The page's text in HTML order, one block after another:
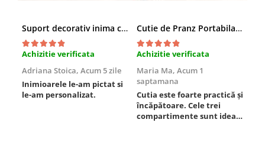
Suport decorativ inima cu mesaje, Cadou cu suflet
Achizitie verificata
Adriana Stoica, Acum 5 zile
Inimioarele le-am pictat si
le-am personalizat.
Cutie de Pranz Portabila cu Compartimente
Achizitie verificata
Maria Ma, Acum 1
saptamana
Cutia este foarte practică și
încăpătoare. Cele trei
compartimente sunt ideale